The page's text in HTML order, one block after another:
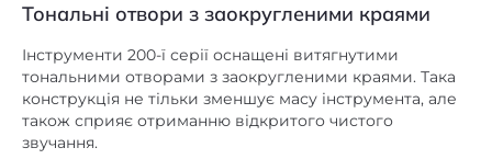
Тональні отвори з заокругленими краями
Інструменти 200-ї серії оснащені витягнутими
тональними отворами з заокругленими краями. Така
конструкція не тільки зменшує масу інструмента, але
також сприяє отриманню відкритого чистого
звучання.